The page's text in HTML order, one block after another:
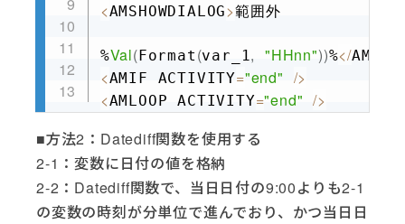
<AMSHOWDIALOG>範囲外
%Val( Format(var_1, "HHnn"))%</
<AMIF ACTIVITY="end" />
<AMLOOP ACTIVITY="end" />
■方法2：Datediff関数を使用する
2-1：変数に日付の値を格納
2-2：Datediff関数で、当日日付の9:00よりも2-1
の変数の時刻が分単位で進んでおり、かつ当日日